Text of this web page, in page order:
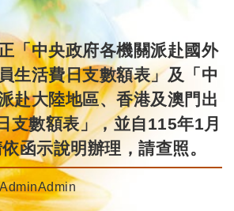
「中央政府各機關派赴國外
生活費日支數額表」及「中
赴大陸地區、香港及澳門出
支數額表」，並自115年1月
函示說明辦理，請查照。
布者：
AdminAdmin